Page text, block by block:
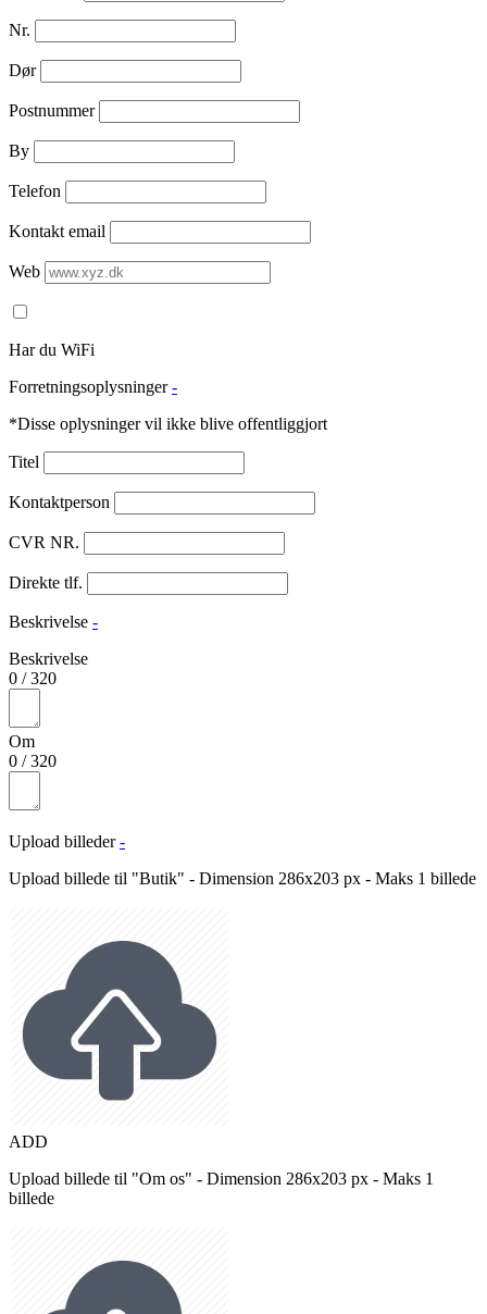
Nr.
Dør
Postnummer
By
Telefon
Kontakt email
Web
Har du WiFi
Forretningsoplysninger -
*Disse oplysninger vil ikke blive offentliggjort
Titel
Kontaktperson
CVR NR.
Direkte tlf.
Beskrivelse -
Beskrivelse
0 /320
Om
0 /320
Upload billeder -
Upload billede til "Butik" - Dimension 286x203 px - Maks 1 billede
ADD
Upload billede til "Om os" - Dimension 286x203 px - Maks 1
billede